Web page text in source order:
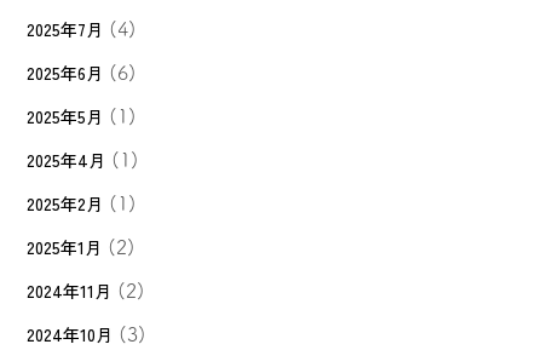
2025年7月 (4)
2025年6月 (6)
2025年5月 (1)
2025年4月 (1)
2025年2月 (1)
2025年1月 (2)
2024年11月 (2)
2024年10月 (3)